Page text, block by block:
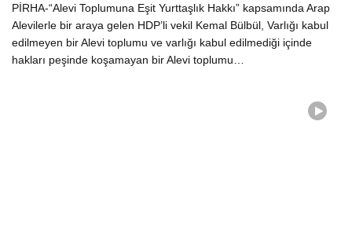
PİRHA-“Alevi Toplumuna Eşit Yurttaşlık Hakkı” kapsamında Arap
Alevilerle bir araya gelen HDP’li vekil Kemal Bülbül, Varlığı kabul
edilmeyen bir Alevi toplumu ve varlığı kabul edilmediği içinde
hakları peşinde koşamayan bir Alevi toplumu…